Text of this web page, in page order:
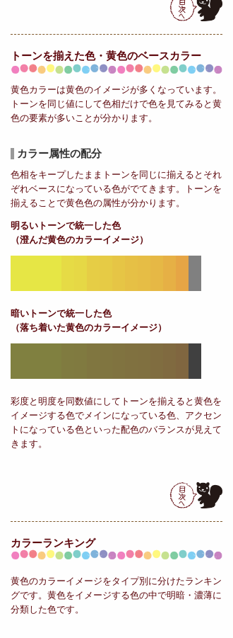
トーンを揃えた色・黄色のベースカラー
黄色カラーは黄色のイメージが多くなっています。
トーンを同じ値にして色相だけで色を見てみると黄
色の要素が多いことが分かります。
カラー属性の配分
色相をキープしたままトーンを同じに揃えるとそれ
ぞれベースになっている色がでてきます。トーンを
揃えることで黄色色の属性が分かります。
明るいトーンで統一した色
（澄んだ黄色のカラーイメージ）
暗いトーンで統一した色
（落ち着いた黄色のカラーイメージ）
彩度と明度を同数値にしてトーンを揃えると黄色を
イメージする色でメインになっている色、アクセン
トになっている色といった配色のバランスが見えて
きます。
カラーランキング
黄色のカラーイメージをタイプ別に分けたランキン
グです。黄色をイメージする色の中で明暗・濃薄に
分類した色です。